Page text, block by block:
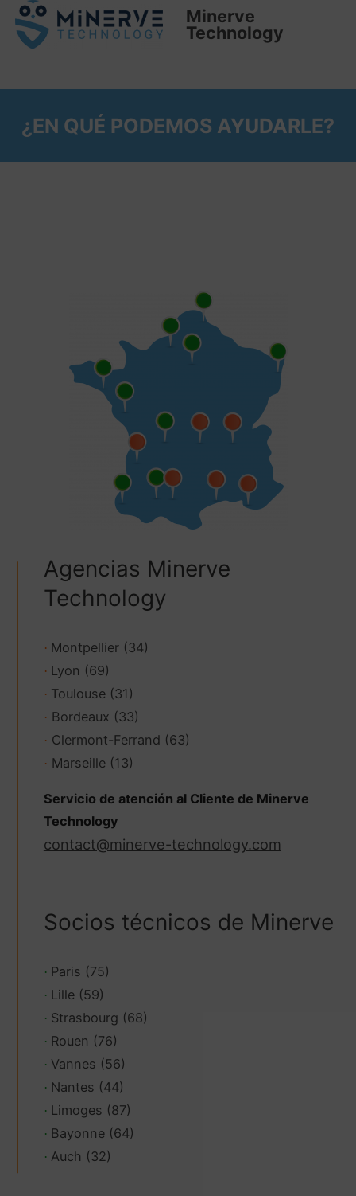
Minerve
Technology
¿EN QUÉ PODEMOS AYUDARLE?
Agencias Minerve
Technology
· Montpellier (34)
· Lyon (69)
· Toulouse (31)
· Bordeaux (33)
· Clermont-Ferrand (63)
· Marseille (13)
Servicio de atención al Cliente de Minerve
Technology
contact@minerve-technology.com
Socios técnicos de Minerve
· Paris (75)
· Lille (59)
· Strasbourg (68)
· Rouen (76)
· Vannes (56)
· Nantes (44)
· Limoges (87)
· Bayonne (64)
· Auch (32)